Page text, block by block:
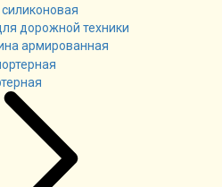
дорожной техники
армированная